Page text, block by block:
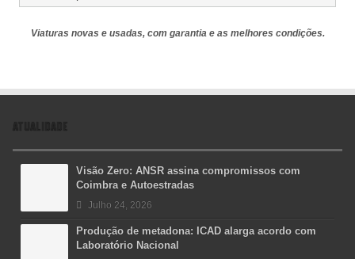
Viaturas novas e usadas, com garantia e as melhores condições.
ATUALIDADE
Visão Zero: ANSR assina compromissos com
Coimbra e Autoestradas
Julho 24, 2026
Produção de metadona: ICAD alarga acordo com
Laboratório Nacional